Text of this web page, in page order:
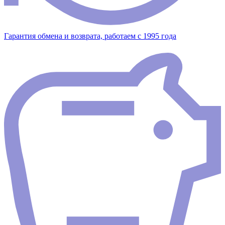
Гарантия обмена и возврата, работаем с 1995 года